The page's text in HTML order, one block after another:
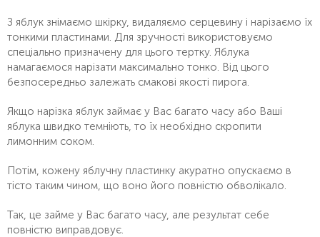
З яблук знімаємо шкірку, видаляємо серцевину і нарізаємо їх
тонкими пластинами. Для зручності використовуємо
спеціально призначену для цього тертку. Яблука
намагаємося нарізати максимально тонко. Від цього
безпосередньо залежать смакові якості пирога.
Якщо нарізка яблук займає у Вас багато часу або Ваші
яблука швидко темніють, то їх необхідно скропити
лимонним соком.
Потім, кожену яблучну пластинку акуратно опускаємо в
тісто таким чином, що воно його повністю обволікало.
Так, це займе у Вас багато часу, але результат себе
повністю виправдовує.